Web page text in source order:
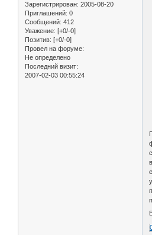
Зарегистрирован: 2005-08-20
Приглашений: 0
Сообщений: 412
Уважение: [+0/-0]
Позитив: [+0/-0]
Провел на форуме:
Не определено
Последний визит:
2007-02-03 00:55:24